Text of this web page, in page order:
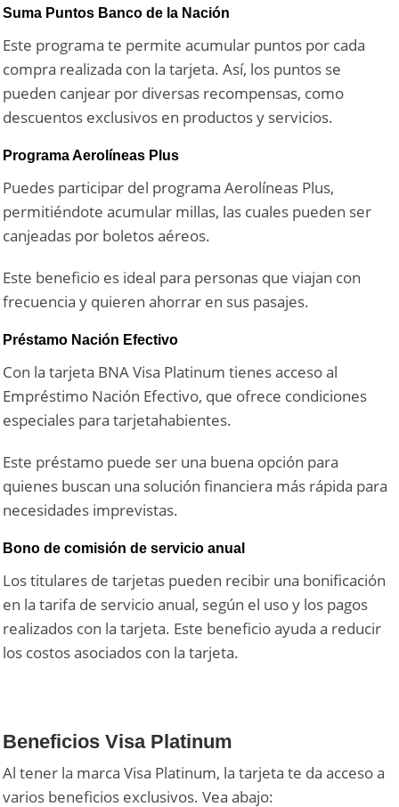
Suma Puntos Banco de la Nación
Este programa te permite acumular puntos por cada
compra realizada con la tarjeta. Así, los puntos se
pueden canjear por diversas recompensas, como
descuentos exclusivos en productos y servicios.
Programa Aerolíneas Plus
Puedes participar del programa Aerolíneas Plus,
permitiéndote acumular millas, las cuales pueden ser
canjeadas por boletos aéreos.
Este beneficio es ideal para personas que viajan con
frecuencia y quieren ahorrar en sus pasajes.
Préstamo Nación Efectivo
Con la tarjeta BNA Visa Platinum tienes acceso al
Empréstimo Nación Efectivo, que ofrece condiciones
especiales para tarjetahabientes.
Este préstamo puede ser una buena opción para
quienes buscan una solución financiera más rápida para
necesidades imprevistas.
Bono de comisión de servicio anual
Los titulares de tarjetas pueden recibir una bonificación
en la tarifa de servicio anual, según el uso y los pagos
realizados con la tarjeta. Este beneficio ayuda a reducir
los costos asociados con la tarjeta.
Beneficios Visa Platinum
Al tener la marca Visa Platinum, la tarjeta te da acceso a
varios beneficios exclusivos. Vea abajo: